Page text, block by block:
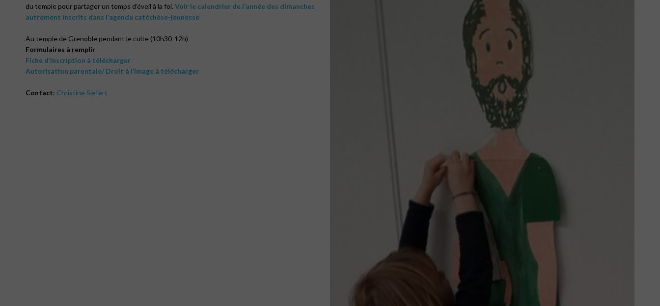
du temple pour partager un temps d’éveil à la foi. Voir le calendrier de l’année des dimanches
autrement inscrits dans l’agenda catéchèse-jeunesse
Au temple de Grenoble pendant le culte (10h30-12h)
Formulaires à remplir
Fiche d’inscription à télécharger
Autorisation parentale/ Droit à l’image à télécharger
Contact: Christine Siefert